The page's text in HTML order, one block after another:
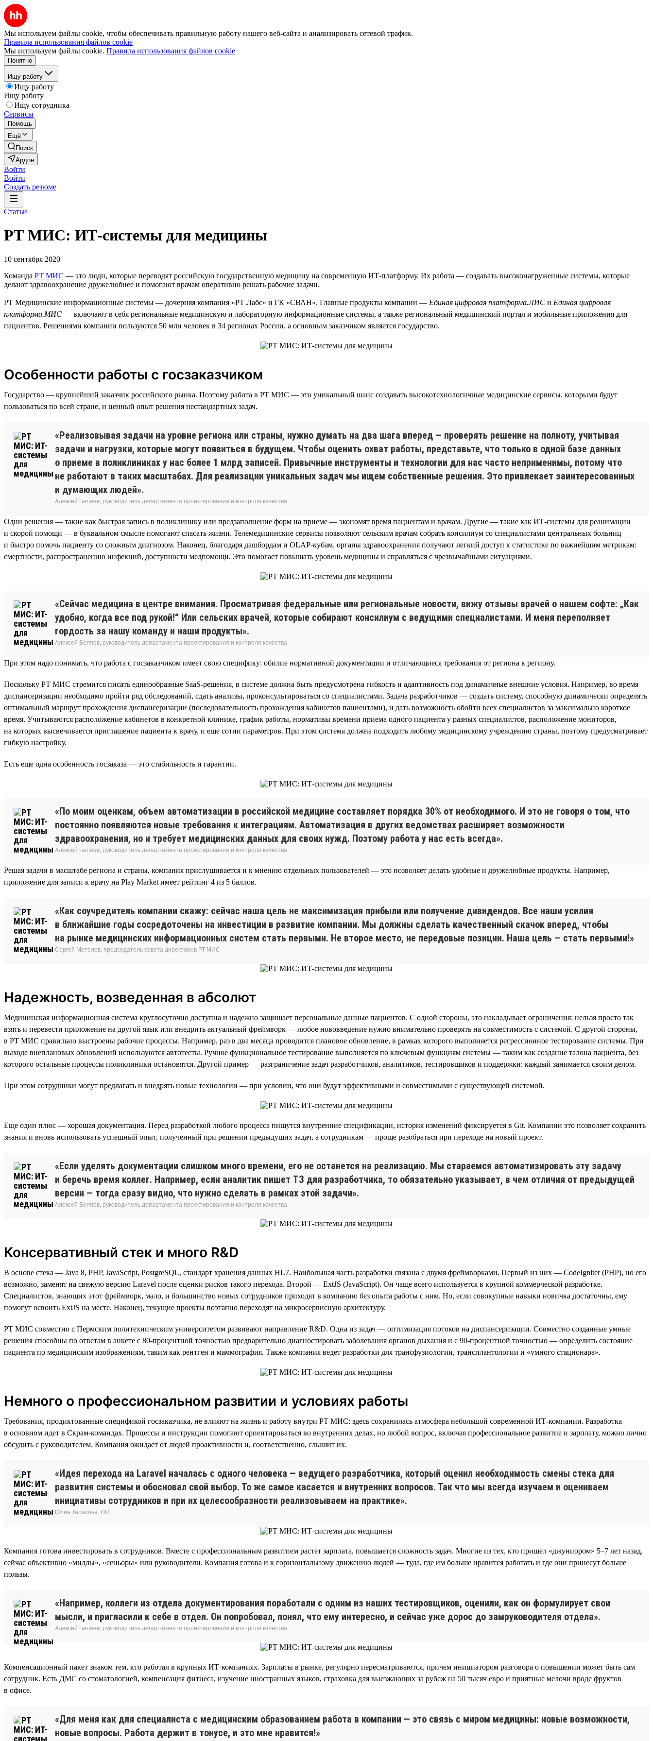
Мы используем файлы cookie, чтобы обеспечивать правильную работу нашего веб-сайта и анализировать сетевой трафик.
Правила использования файлов cookie
Мы используем файлы cookie. Правила использования файлов cookie
Понятно
Ищу работу
Ищу работу
Ищу работу
Ищу сотрудника
Сервисы
Помощь
Ещё
Поиск
Ардон
Войти
Войти
Создать резюме
Статьи
РТ МИС: ИТ-системы для медицины
10 сентября 2020
Команда РТ МИС — это люди, которые переводят российскую государственную медицину на современную ИТ-платформу. Их работа — создавать высоконагруженные системы, которые
делают здравоохранение дружелюбнее и помогают врачам оперативно решать рабочие задачи.
РТ Медицинские информационные системы — дочерняя компания «РТ Лабс» и ГК «СВАН». Главные продукты компании — Единая цифровая платформа.ЛИС и Единая цифровая
платформа.МИС — включают в себя региональные медицинскую и лабораторную информационные системы, а также региональный медицинский портал и мобильные приложения для
пациентов. Решениями компании пользуются 50 млн человек в 34 регионах России, а основным заказчиком является государство.
Особенности работы с госзаказчиком
Государство — крупнейший заказчик российского рынка. Поэтому работа в РТ МИС — это уникальный шанс создавать высокотехнологичные медицинские сервисы, которыми будут
пользоваться по всей стране, и ценный опыт решения нестандартных задач.
«Реализовывая задачи на уровне региона или страны, нужно думать на два шага вперед — проверять решение на полноту, учитывая
задачи и нагрузки, которые могут появиться в будущем. Чтобы оценить охват работы, представьте, что только в одной базе данных
о приеме в поликлиниках у нас более 1 млрд записей. Привычные инструменты и технологии для нас часто неприменимы, потому что
не работают в таких масштабах. Для реализации уникальных задач мы ищем собственные решения. Это привлекает заинтересованных
и думающих людей».
Алексей Беляев, руководитель департамента проектирования и контроля качества
Одни решения — такие как быстрая запись в поликлинику или предзаполнение форм на приеме — экономят время пациентам и врачам. Другие — такие как ИТ-системы для реанимации
и скорой помощи — в буквальном смысле помогают спасать жизни. Телемедицинские сервисы позволяют сельским врачам собрать консилиум со специалистами центральных больниц
и быстро помочь пациенту со сложным диагнозом. Наконец, благодаря дашбордам и OLAP-кубам, органы здравоохранения получают легкий доступ к статистике по важнейшим метрикам:
смертности, распространению инфекций, доступности медпомощи. Это помогает повышать уровень медицины и справляться с чрезвычайными ситуациями.
«Сейчас медицина в центре внимания. Просматривая федеральные или региональные новости, вижу отзывы врачей о нашем софте: „Как
удобно, когда все под рукой!“ Или сельских врачей, которые собирают консилиум с ведущими специалистами. И меня переполняет
гордость за нашу команду и наши продукты».
Алексей Беляев, руководитель департамента проектирования и контроля качества
При этом надо понимать, что работа с госзаказчиком имеет свою специфику: обилие нормативной документации и отличающиеся требования от региона к региону.
Поскольку РТ МИС стремится писать единообразные SaaS-решения, в системе должна быть предусмотрена гибкость и адаптивность под динамичные внешние условия. Например, во время
диспансеризации необходимо пройти ряд обследований, сдать анализы, проконсультироваться со специалистами. Задача разработчиков — создать систему, способную динамически определять
оптимальный маршрут прохождения диспансеризации (последовательность прохождения кабинетов пациентами), и дать возможность обойти всех специалистов за максимально короткое
время. Учитываются расположение кабинетов в конкретной клинике, график работы, нормативы времени приема одного пациента у разных специалистов, расположение мониторов,
на которых высвечивается приглашение пациента к врачу, и еще сотни параметров. При этом система должна подходить любому медицинскому учреждению страны, поэтому предусматривает
гибкую настройку.
Есть еще одна особенность госзаказа — это стабильность и гарантии.
«По моим оценкам, объем автоматизации в российской медицине составляет порядка 30% от необходимого. И это не говоря о том, что
постоянно появляются новые требования к интеграциям. Автоматизация в других ведомствах расширяет возможности
здравоохранения, но и требует медицинских данных для своих нужд. Поэтому работа у нас есть всегда».
Алексей Беляев, руководитель департамента проектирования и контроля качества
Решая задачи в масштабе региона и страны, компания прислушивается и к мнению отдельных пользователей — это позволяет делать удобные и дружелюбные продукты. Например,
приложение для записи к врачу на Play Market имеет рейтинг 4 из 5 баллов.
«Как соучредитель компании скажу: сейчас наша цель не максимизация прибыли или получение дивидендов. Все наши усилия
в ближайшие годы сосредоточены на инвестиции в развитие компании. Мы должны сделать качественный скачок вперед, чтобы
на рынке медицинских информационных систем стать первыми. Не второе место, не передовые позиции. Наша цель — стать первыми!»
Сергей Метелев, председатель совета директоров РТ МИС
Надежность, возведенная в абсолют
Медицинская информационная система круглосуточно доступна и надежно защищает персональные данные пациентов. С одной стороны, это накладывает ограничения: нельзя просто так
взять и перевести приложение на другой язык или внедрить актуальный фреймворк — любое нововведение нужно внимательно проверять на совместимость с системой. С другой стороны,
в РТ МИС правильно выстроены рабочие процессы. Например, раз в два месяца проводится плановое обновление, в рамках которого выполняется регрессионное тестирование системы. При
выходе внеплановых обновлений используются автотесты. Ручное функциональное тестирование выполняется по ключевым функциям системы — таким как создание талона пациента, без
которого остальные процессы поликлиники остановятся. Другой пример — разграничение задач разработчиков, аналитиков, тестировщиков и поддержки: каждый занимается своим делом.
При этом сотрудники могут предлагать и внедрять новые технологии — при условии, что они будут эффективными и совместимыми с существующей системой.
Еще один плюс — хорошая документация. Перед разработкой любого процесса пишутся внутренние спецификации, история изменений фиксируется в Git. Компании это позволяет сохранить
знания и вновь использовать успешный опыт, полученный при решении предыдущих задач, а сотрудникам — проще разобраться при переходе на новый проект.
«Если уделять документации слишком много времени, его не останется на реализацию. Мы стараемся автоматизировать эту задачу
и беречь время коллег. Например, если аналитик пишет ТЗ для разработчика, то обязательно указывает, в чем отличия от предыдущей
версии — тогда сразу видно, что нужно сделать в рамках этой задачи».
Алексей Беляев, руководитель департамента проектирования и контроля качества
Консервативный стек и много R&D
В основе стека — Java 8, PHP, JavaScript, PostgreSQL, стандарт хранения данных HL7. Наибольшая часть разработки связана с двумя фреймворками. Первый из них — CodeIgniter (PHP), но его
возможно, заменят на свежую версию Laravel после оценки рисков такого перехода. Второй — ExtJS (JavaScript). Он чаще всего используется в крупной коммерческой разработке.
Специалистов, знающих этот фреймворк, мало, и большинство новых сотрудников приходят в компанию без опыта работы с ним. Но, если совокупные навыки новичка достаточны, ему
помогут освоить ExtJS на месте. Наконец, текущие проекты поэтапно переходят на микросервисную архитектуру.
РТ МИС совместно с Пермским политехническим университетом развивают направление R&D. Одна из задач — оптимизация потоков на диспансеризации. Совместно созданные умные
решения способны по ответам в анкете с 80-процентной точностью предварительно диагностировать заболевания органов дыхания и с 90-процентной точностью — определить состояние
пациента по медицинским изображениям, таким как рентген и маммография. Также компания ведет разработки для трансфузиологии, трансплантологии и «умного стационара».
Немного о профессиональном развитии и условиях работы
Требования, продиктованные спецификой госзаказчика, не влияют на жизнь и работу внутри РТ МИС: здесь сохранилась атмосфера небольшой современной ИТ-компании. Разработка
в основном идет в Скрам-командах. Процессы и инструкции помогают ориентироваться во внутренних делах, но любой вопрос, включая профессиональное развитие и зарплату, можно лично
обсудить с руководителем. Компания ожидает от людей проактивности и, соответственно, слышит их.
«Идея перехода на Laravel началась с одного человека — ведущего разработчика, который оценил необходимость смены стека для
развития системы и обосновал свой выбор. То же самое касается и внутренних вопросов. Так что мы всегда изучаем и оцениваем
инициативы сотрудников и при их целесообразности реализовываем на практике».
Юлия Тарасова, HR
Компания готова инвестировать в сотрудников. Вместе с профессиональным развитием растет зарплата, повышается сложность задач. Многие из тех, кто пришел «джуниором» 5–7 лет назад,
сейчас объективно «мидлы», «сеньоры» или руководители. Компания готова и к горизонтальному движению людей — туда, где им больше нравится работать и где они принесут больше
пользы.
«Например, коллеги из отдела документирования поработали с одним из наших тестировщиков, оценили, как он формулирует свои
мысли, и пригласили к себе в отдел. Он попробовал, понял, что ему интересно, и сейчас уже дорос до замруководителя отдела».
Алексей Беляев, руководитель департамента проектирования и контроля качества
Компенсационный пакет знаком тем, кто работал в крупных ИТ-компаниях. Зарплаты в рынке, регулярно пересматриваются, причем инициатором разговора о повышении может быть сам
сотрудник. Есть ДМС со стоматологией, компенсация фитнеса, изучение иностранных языков, страховка для выезжающих за рубеж на 50 тысяч евро и приятные мелочи вроде фруктов
в офисе.
«Для меня как для специалиста с медицинским образованием работа в компании — это связь с миром медицины: новые возможности,
новые вопросы. Работа держит в тонусе, и это мне нравится!»